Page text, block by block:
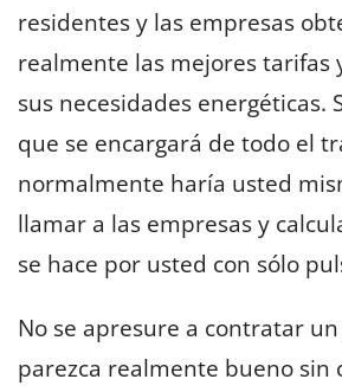
residentes y las empresas
realmente las mejores tarifas
sus necesidades energéticas.
que se encargará de todo el
normalmente haría usted
llamar a las empresas y
se hace por usted con sólo
No se apresure a contratar
parezca realmente bueno sin